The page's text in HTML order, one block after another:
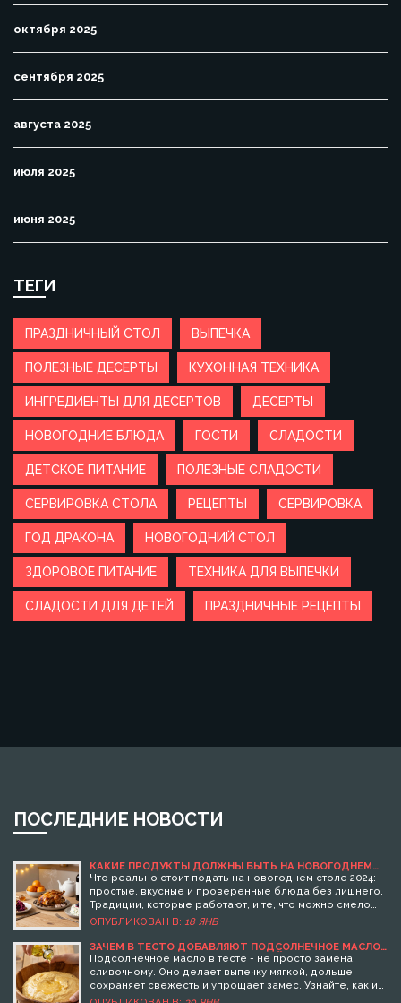
октября 2025
сентября 2025
августа 2025
июля 2025
июня 2025
ТЕГИ
ПРАЗДНИЧНЫЙ СТОЛ ВЫПЕЧКА
ПОЛЕЗНЫЕ ДЕСЕРТЫ КУХОННАЯ ТЕХНИКА
ИНГРЕДИЕНТЫ ДЛЯ ДЕСЕРТОВ ДЕСЕРТЫ
НОВОГОДНИЕ БЛЮДА ГОСТИ СЛАДОСТИ
ДЕТСКОЕ ПИТАНИЕ ПОЛЕЗНЫЕ СЛАДОСТИ
СЕРВИРОВКА СТОЛА РЕЦЕПТЫ СЕРВИРОВКА
ГОД ДРАКОНА НОВОГОДНИЙ СТОЛ
ЗДОРОВОЕ ПИТАНИЕ ТЕХНИКА ДЛЯ ВЫПЕЧКИ
СЛАДОСТИ ДЛЯ ДЕТЕЙ ПРАЗДНИЧНЫЕ РЕЦЕПТЫ
ПОСЛЕДНИЕ НОВОСТИ
КАКИЕ ПРОДУКТЫ ДОЛЖНЫ БЫТЬ НА НОВОГОДНЕМ
СТОЛЕ 2024: ТРАДИЦИИ И РЕАЛЬНЫЕ БЛЮДА БЕЗ
ЛИШНЕГО
Что реально стоит подать на новогоднем столе 2024:
простые, вкусные и проверенные блюда без лишнего.
Традиции, которые работают, и те, что можно смело
убрать.
ОПУБЛИКОВАН В: 18 ЯНВ
ЗАЧЕМ В ТЕСТО ДОБАВЛЯЮТ ПОДСОЛНЕЧНОЕ МАСЛО:
ПРОСТЫЕ ОТВЕТЫ ДЛЯ ДОМАШНЕЙ ВЫПЕЧКИ
Подсолнечное масло в тесте - не просто замена
сливочному. Оно делает выпечку мягкой, дольше
сохраняет свежесть и упрощает замес. Узнайте, как и
сколько его добавлять для идеального результата.